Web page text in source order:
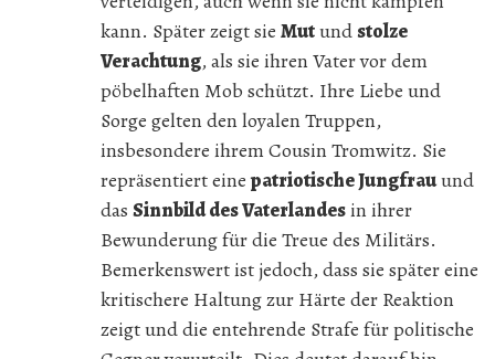
kann. Später zeigt sie Mutundstolze
Verachtung, als sie ihren Vater vor dem
pöbelhaften Mob schützt. Ihre Liebe und
Sorge gelten den loyalen Truppen,
insbesondere ihrem Cousin Tromwitz. Sie
repräsentiert einepatriotische Jungfrauund
das Sinnbild des Vaterlandesin ihrer
Bewunderung für die Treue des Militärs.
Bemerkenswert ist jedoch, dass sie später eine
kritischere Haltung zur Härte der Reaktion
zeigt und die entehrende Strafe für politische